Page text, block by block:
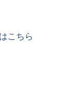
こちら